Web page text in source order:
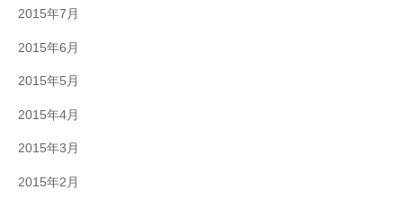
2015年7月
2015年6月
2015年5月
2015年4月
2015年3月
2015年2月